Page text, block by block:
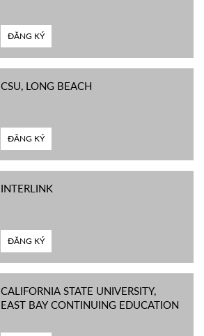
ĐĂNG KÝ
CSU, LONG BEACH
ĐĂNG KÝ
INTERLINK
ĐĂNG KÝ
CALIFORNIA STATE UNIVERSITY,
EAST BAY CONTINUING EDUCATION